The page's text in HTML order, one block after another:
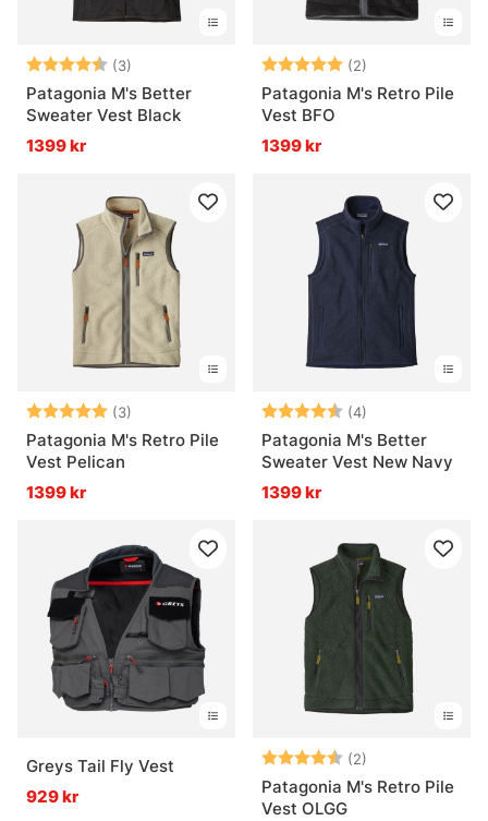
Betyg: (3)
4.7 utav 5 stjärnor
Patagonia M's Better
Sweater Vest Black
1399 kr
Betyg: (2)
Patagonia M's Retro Pile
Vest BFO
1399 kr
Betyg: (3)
5.0 utav 5 stjärnor
Patagonia M's Retro Pile
Vest Pelican
1399 kr
Betyg: (4)
Patagonia M's Better
Sweater Vest New Navy
1399 kr
Greys Tail Fly Vest
929 kr
Betyg: (2)
Patagonia M's Retro Pile
Vest OLGG